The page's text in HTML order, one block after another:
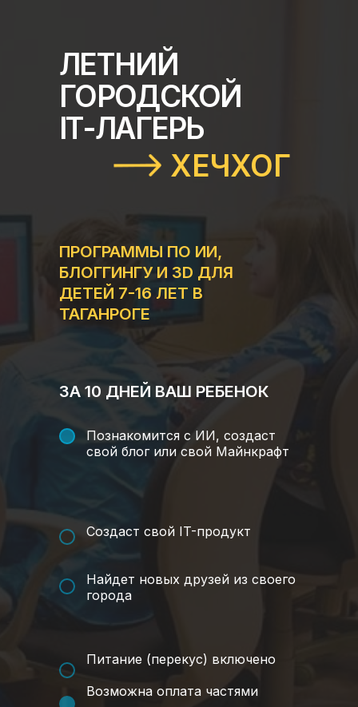
ХЕЧХОГ
ЛЕТНИЙ
ГОРОДСКОЙ
IT-ЛАГЕРЬ
ПРОГРАММЫ ПО ИИ,
БЛОГГИНГУ И 3D ДЛЯ
ДЕТЕЙ 7-16 ЛЕТ В
ТАГАНРОГЕ
Познакомится с ИИ, создаст
свой блог или свой Майнкрафт
Создаст свой IT-продукт
Найдет новых друзей из своего
города
Питание (перекус) включено
Возможна оплата частями
ЗА 10 ДНЕЙ ВАШ РЕБЕНОК